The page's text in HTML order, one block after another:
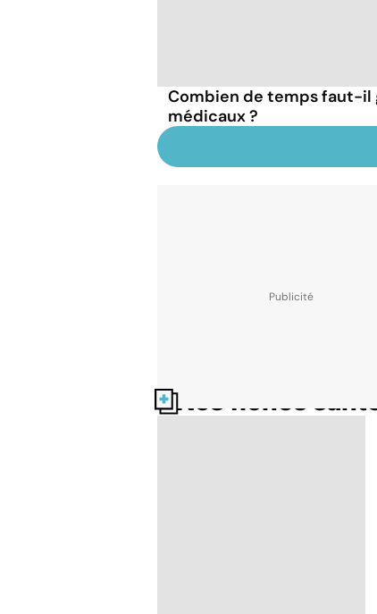
Combien de temps faut-il
médicaux ?
Nos fiches